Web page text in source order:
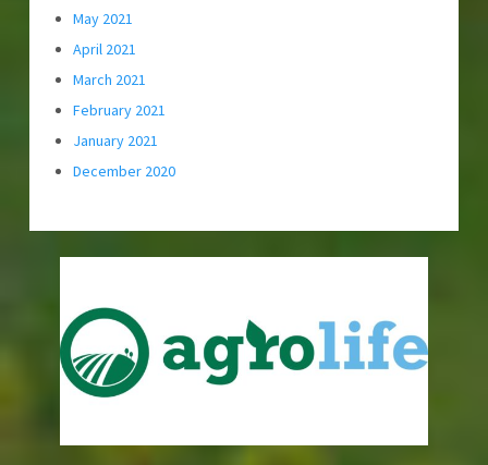
May 2021
April 2021
March 2021
February 2021
January 2021
December 2020